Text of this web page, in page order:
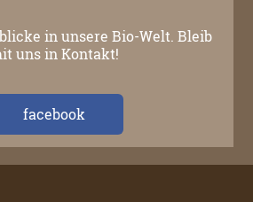
in unsere Bio-Welt. Bleib
uns in Kontakt!
facebook